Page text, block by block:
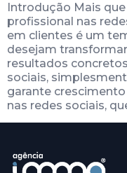
Introdução Mais
profissional nas
em clientes é um
desejam
resultados
sociais,
garante
nas redes sociais,